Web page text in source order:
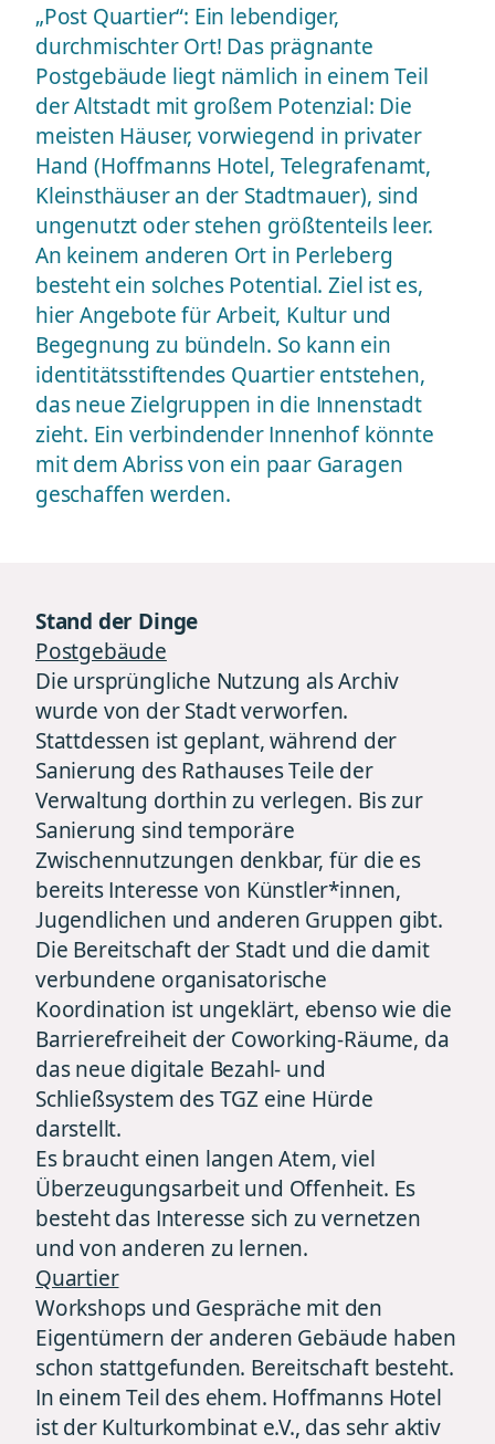
„Post Quartier“: Ein lebendiger,
durchmischter Ort! Das prägnante
Postgebäude liegt nämlich in einem Teil
der Altstadt mit großem Potenzial: Die
meisten Häuser, vorwiegend in privater
Hand (Hoffmanns Hotel, Telegrafenamt,
Kleinsthäuser an der Stadtmauer), sind
ungenutzt oder stehen größtenteils leer.
An keinem anderen Ort in Perleberg
besteht ein solches Potential. Ziel ist es,
hier Angebote für Arbeit, Kultur und
Begegnung zu bündeln. So kann ein
identitätsstiftendes Quartier entstehen,
das neue Zielgruppen in die Innenstadt
zieht. Ein verbindender Innenhof könnte
mit dem Abriss von ein paar Garagen
geschaffen werden.
Stand der Dinge
Postgebäude
Die ursprüngliche Nutzung als Archiv
wurde von der Stadt verworfen.
Stattdessen ist geplant, während der
Sanierung des Rathauses Teile der
Verwaltung dorthin zu verlegen. Bis zur
Sanierung sind temporäre
Zwischennutzungen denkbar, für die es
bereits Interesse von Künstler*innen,
Jugendlichen und anderen Gruppen gibt.
Die Bereitschaft der Stadt und die damit
verbundene organisatorische
Koordination ist ungeklärt, ebenso wie die
Barrierefreiheit der Coworking-Räume, da
das neue digitale Bezahl- und
Schließsystem des TGZ eine Hürde
darstellt.
Es braucht einen langen Atem, viel
Überzeugungsarbeit und Offenheit. Es
besteht das Interesse sich zu vernetzen
und von anderen zu lernen.
Quartier
Workshops und Gespräche mit den
Eigentümern der anderen Gebäude haben
schon stattgefunden. Bereitschaft besteht.
In einem Teil des ehem. Hoffmanns Hotel
ist der Kulturkombinat e.V., das sehr aktiv